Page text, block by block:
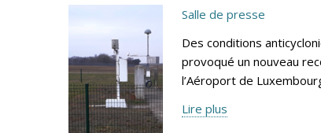
Salle de presse
Des conditions
provoqué un nouveau
l’Aéroport de
Lire plus